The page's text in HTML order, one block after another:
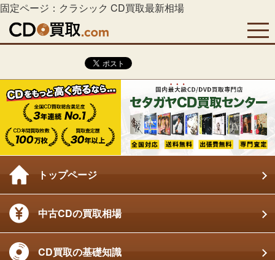
固定ページ：クラシック CD買取最新相場
トップページ
中古CDの買取相場
CD買取の基礎知識